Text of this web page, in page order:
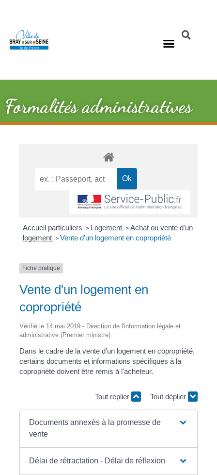
Formalités administratives
Accueil particuliers > Logement > Achat ou vente d'un
logement > Vente d'un logement en copropriété
Fiche pratique
Vente d'un logement en
copropriété
Vérifié le 14 mai 2019 - Direction de l'information légale et
administrative (Premier ministre)
Dans le cadre de la vente d'un logement en copropriété,
certains documents et informations spécifiques à la
copropriété doivent être remis à l'acheteur.
Tout replier Tout déplier
Documents annexés à la promesse de
vente
Délai de rétractation - Délai de réflexion